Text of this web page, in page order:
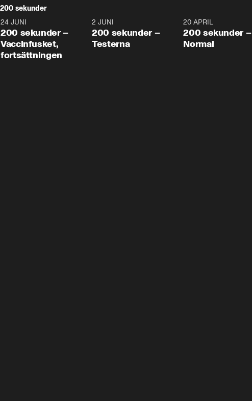
200 sekunder
5:00
24 JUNI
200 sekunder –
Vaccinfusket,
fortsättningen
4:23
2 JUNI
200 sekunder –
Testerna
20 APRIL
200 sekunder –
Normal